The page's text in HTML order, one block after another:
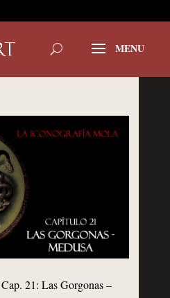
21: Las Gorgonas –